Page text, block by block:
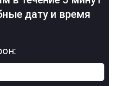
дату и время